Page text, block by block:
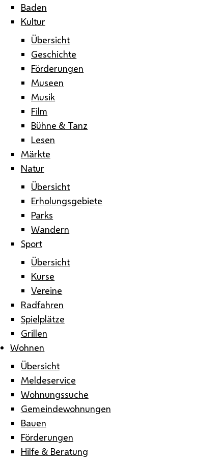
Baden
Kultur
Übersicht
Geschichte
Förderungen
Museen
Musik
Film
Bühne & Tanz
Lesen
Märkte
Natur
Übersicht
Erholungsgebiete
Parks
Wandern
Sport
Übersicht
Kurse
Vereine
Radfahren
Spielplätze
Grillen
Wohnen
Übersicht
Meldeservice
Wohnungssuche
Gemeindewohnungen
Bauen
Förderungen
Hilfe & Beratung